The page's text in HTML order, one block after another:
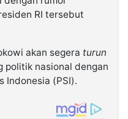
RI tersebut
akan segera turun
politik nasional dengan
Indonesia (PSI).